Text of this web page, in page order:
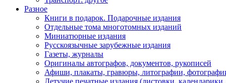
Разное
Книги в подарок. Подарочные издания
Отдельные тома многотомных изданий
Миниатюрные издания
Русскоязычные зарубежные издания
Газеты, журналы
Оригиналы автографов, документов, рукописей
Афиши, плакаты, гравюры, литографии,
Летучие печатные издания (листовки,